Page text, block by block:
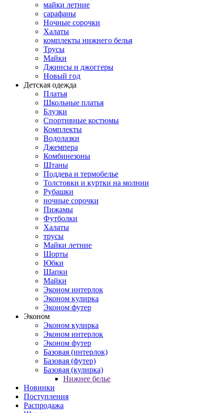
майки летние
сарафаны
Ночные сорочки
Халаты
комплекты нижнего белья
Трусы
Майки
Джинсы и джоггеры
Новый год
Детская одежда
Платья
Школьные платья
Блузки
Спортивные костюмы
Комплекты
Водолазки
Джемпера
Комбинезоны
Штаны
Поддева и термобелье
Толстовки и куртки на молнии
Рубашки
ночные сорочки
Пижамы
Футболки
Халаты
трусы
Майки летние
Шорты
Юбки
Шапки
Майки
Эконом интерлок
Эконом кулирка
Эконом футер
Эконом
Эконом кулирка
Эконом интерлок
Эконом футер
Базовая (интерлок)
Базовая (футер)
Базовая (кулирка)
Нижнее белье
Новинки
Поступления
Распродажа